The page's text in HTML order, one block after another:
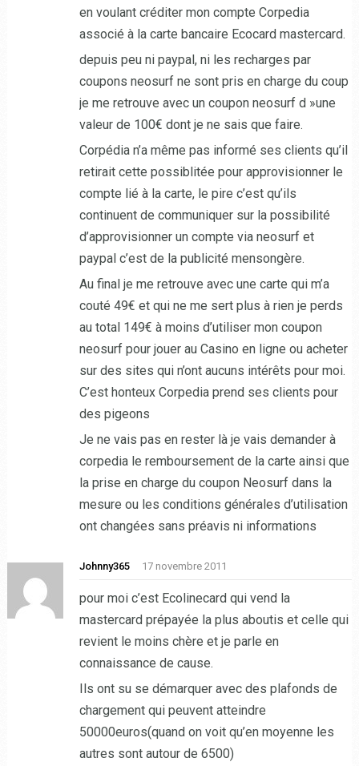
en voulant créditer mon compte Corpedia
associé à la carte bancaire Ecocard mastercard.
depuis peu ni paypal, ni les recharges par
coupons neosurf ne sont pris en charge du coup
je me retrouve avec un coupon neosurf d »une
valeur de 100€ dont je ne sais que faire.
Corpédia n’a même pas informé ses clients qu’il
retirait cette possiblitée pour approvisionner le
compte lié à la carte, le pire c’est qu’ils
continuent de communiquer sur la possibilité
d’approvisionner un compte via neosurf et
paypal c’est de la publicité mensongère.
Au final je me retrouve avec une carte qui m’a
couté 49€ et qui ne me sert plus à rien je perds
au total 149€ à moins d’utiliser mon coupon
neosurf pour jouer au Casino en ligne ou acheter
sur des sites qui n’ont aucuns intérêts pour moi.
C’est honteux Corpedia prend ses clients pour
des pigeons
Je ne vais pas en rester là je vais demander à
corpedia le remboursement de la carte ainsi que
la prise en charge du coupon Neosurf dans la
mesure ou les conditions générales d’utilisation
ont changées sans préavis ni informations
Johnny365 17 novembre 2011
pour moi c’est Ecolinecard qui vend la
mastercard prépayée la plus aboutis et celle qui
revient le moins chère et je parle en
connaissance de cause.
Ils ont su se démarquer avec des plafonds de
chargement qui peuvent atteindre
50000euros(quand on voit qu’en moyenne les
autres sont autour de 6500)